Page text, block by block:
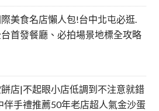
美食名店懶人包!台中北屯必逛.
首發餐廳、必拍場景地標全攻略
店|不起眼小店低調到不注意就錯
伴手禮推薦50年老店超人氣金沙蛋